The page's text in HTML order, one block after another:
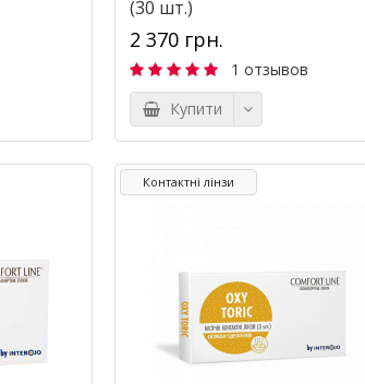
(30 шт.)
2 370 грн.
1 отзывов
Купити
Контактні лінзи